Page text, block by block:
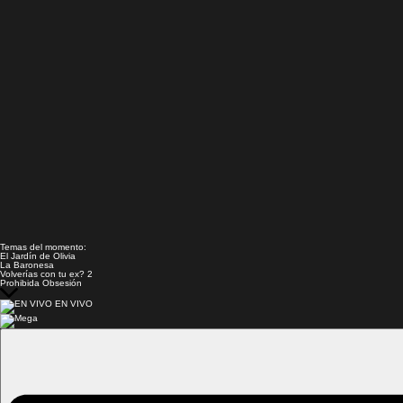
Temas del momento:
El Jardín de Olivia
La Baronesa
Volverías con tu ex? 2
Prohibida Obsesión
EN VIVO